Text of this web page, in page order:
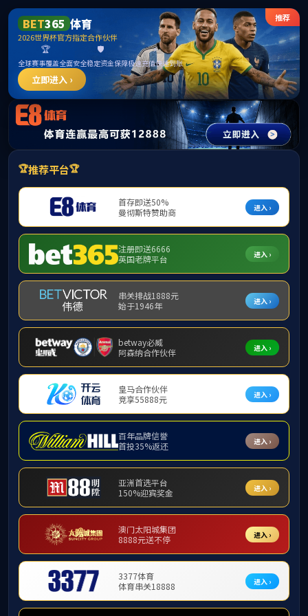
中国·yl1111永利(集团)有限公司-Official Website
提示：虚拟目录未发布在此域名下
首页 关闭此页